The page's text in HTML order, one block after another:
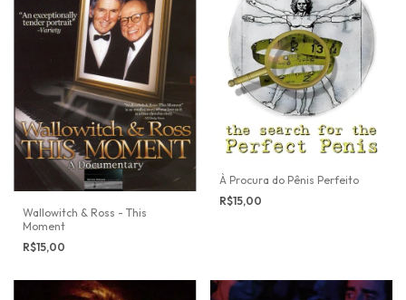
Wallowitch & Ross - This
Moment
R$15,00
À Procura do Pênis Perfeito
R$15,00